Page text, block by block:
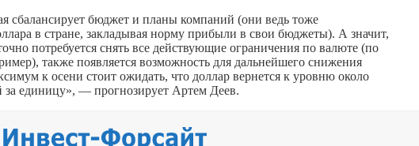
сбалансирует бюджет и планы компаний (они ведь тоже
в стране, закладывая норму прибыли в свои бюджеты). А значит,
потребуется снять все действующие ограничения по валюте (по
также появляется возможность для дальнейшего снижения
к осени стоит ожидать, что доллар вернется к уровню около
за единицу», — прогнозирует Артем Деев.